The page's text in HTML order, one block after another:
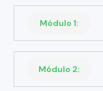
Módulo 1:
Módulo 2: